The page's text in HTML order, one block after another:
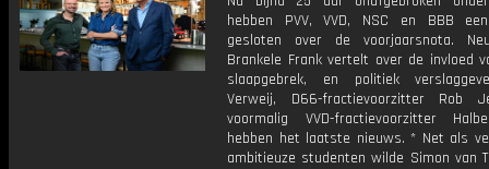
hebben PVV, VVD, NSC en BBB
gesloten over de voorjaarsnota.
Brankele Frank vertelt over de invloed
slaapgebrek, en politiek
Verweij, D66-fractievoorzitter Rob
voormalig VVD-fractievoorzitter
hebben het laatste nieuws. * Net als
ambitieuze studenten wilde Simon van